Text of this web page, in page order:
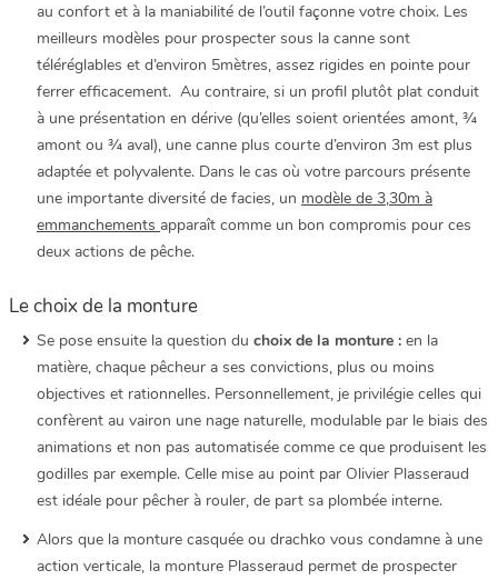
au confort et à la maniabilité de l’outil façonne votre choix. Les
meilleurs modèles pour prospecter sous la canne sont
téléréglables et d’environ 5mètres, assez rigides en pointe pour
ferrer efficacement. Au contraire, si un profil plutôt plat conduit
à une présentation en dérive (qu’elles soient orientées amont, ¾
amont ou ¾ aval), une canne plus courte d’environ 3m est plus
adaptée et polyvalente. Dans le cas où votre parcours présente
une importante diversité de facies, un modèle de 3,30m à
emmanchements apparaît comme un bon compromis pour ces
deux actions de pêche.
Le choix de la monture
Se pose ensuite la question du choix de la monture : en la
matière, chaque pêcheur a ses convictions, plus ou moins
objectives et rationnelles. Personnellement, je privilégie celles qui
confèrent au vairon une nage naturelle, modulable par le biais des
animations et non pas automatisée comme ce que produisent les
godilles par exemple. Celle mise au point par Olivier Plasseraud
est idéale pour pêcher à rouler, de part sa plombée interne.
Alors que la monture casquée ou drachko vous condamne à une
action verticale, la monture Plasseraud permet de prospecter